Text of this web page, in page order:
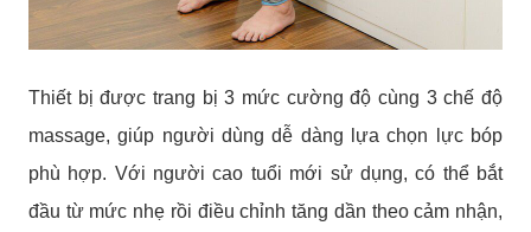
Thiết bị được trang bị 3 mức cường độ cùng 3 chế độ
massage, giúp người dùng dễ dàng lựa chọn lực bóp
phù hợp. Với người cao tuổi mới sử dụng, có thể bắt
đầu từ mức nhẹ rồi điều chỉnh tăng dần theo cảm nhận,